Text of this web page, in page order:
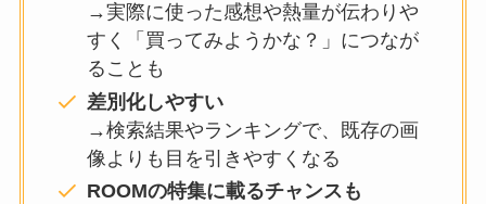
→実際に使った感想や熱量が伝わりや
すく「買ってみようかな？」につなが
ることも
差別化しやすい
→検索結果やランキングで、既存の画
像よりも目を引きやすくなる
ROOMの特集に載るチャンスも